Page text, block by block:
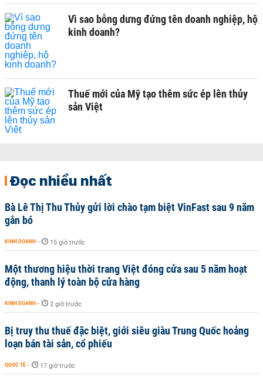
Vì sao bỗng dưng đứng tên doanh nghiệp, hộ
kinh doanh?
Thuế mới của Mỹ tạo thêm sức ép lên thủy
sản Việt
Đọc nhiều nhất
Bà Lê Thị Thu Thủy gửi lời chào tạm biệt VinFast sau 9 năm
gắn bó
KINH DOANH - 15 giờ trước
Một thương hiệu thời trang Việt đóng cửa sau 5 năm hoạt
động, thanh lý toàn bộ cửa hàng
KINH DOANH - 2 giờ trước
Bị truy thu thuế đặc biệt, giới siêu giàu Trung Quốc hoảng
loạn bán tài sản, cổ phiếu
QUỐC TẾ - 17 giờ trước